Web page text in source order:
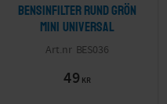
Bensinfilter rund grön
mini Universal
BES036
49 KR